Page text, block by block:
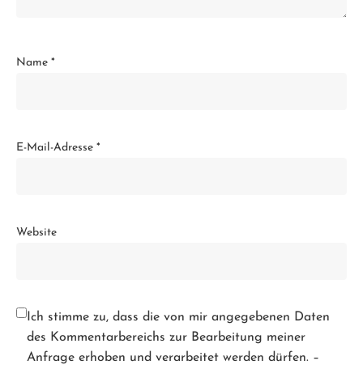
Name *
E-Mail-Adresse *
Website
Ich stimme zu, dass die von mir angegebenen Daten
des Kommentarbereichs zur Bearbeitung meiner
Anfrage erhoben und verarbeitet werden dürfen. –